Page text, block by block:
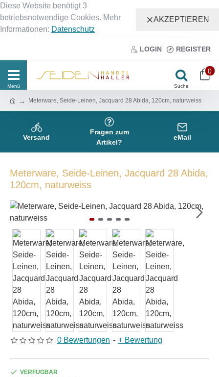
Diese Website benötigt 3
betriebsnotwendige Cookies. Mehr
Informationen: Datenschutz
AKZEPTIEREN
LOGIN REGISTER
0
Meterware, Seide-Leinen, Jacquard 28 Abida, 120cm, naturweiss
Versand
Fragen zum
Artikel?
eMail
Meterware, Seide-Leinen, Jacquard 28 Abida,
120cm, naturweiss
0 Bewertungen - + Bewertung
VERFÜGBAR